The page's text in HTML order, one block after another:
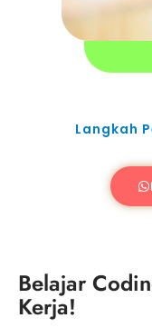
Langkah
Belajar
Kerja!